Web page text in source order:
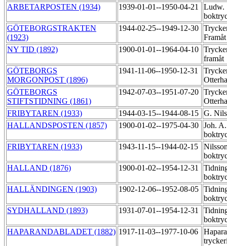
ARBETARPOSTEN (1934)
1939-01-01--1950-04-21
Ludw.
GÖTEBORGSTRAKTEN
(1923)
1944-02-25--1949-12-30
NY TID (1892)
1900-01-01--1964-04-10
framåt
GÖTEBORGS
MORGONPOST (1896)
1941-11-06--1950-12-31
GÖTEBORGS
STIFTSTIDNING (1861)
1942-07-03--1951-07-20
FRIBYTAREN (1933)
1944-03-15--1944-08-15 G.
HALLANDSPOSTEN (1857)
1900-01-02--1975-04-30 Joh.
FRIBYTAREN (1933)
1943-11-15--1944-02-15
HALLAND (1876)
1900-01-02--1954-12-31
HALLÄNDINGEN (1903)
1902-12-06--1952-08-05
SYDHALLAND (1893)
1931-07-01--1954-12-31
HAPARANDABLADET (1882) 1917-11-03--1977-10-06